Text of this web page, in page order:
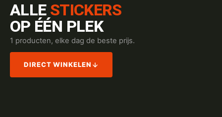
ALLE STICKERS
OP ÉÉN PLEK
1 producten, elke dag de beste prijs.
DIRECT WINKELEN